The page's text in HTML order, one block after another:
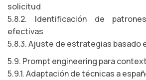
solicitud
5.8.2. Identificación de
efectivas
5.8.3. Ajuste de estrategias basado
5.9. Prompt engineering para
5.9.1. Adaptación de técnicas a